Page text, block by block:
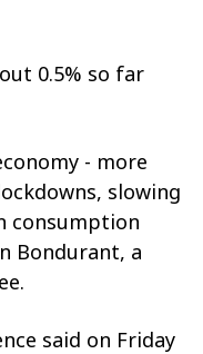
0.5% so far
- more
slowing
consumption
Bondurant, a
said on Friday